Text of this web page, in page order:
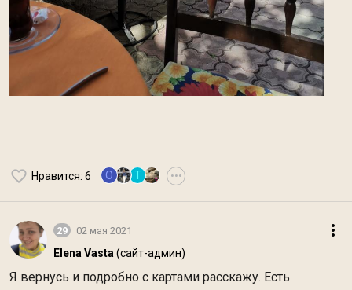
Нравится: 6 O Т •••
29 02 мая 2021
Elena Vasta (сайт-админ)
Я вернусь и подробно с картами расскажу. Есть